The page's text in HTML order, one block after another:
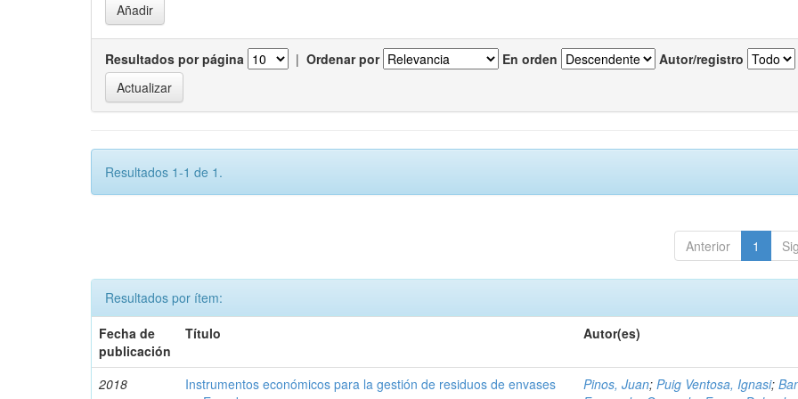
Resultados por página | Ordenar por En orden Autor/registro
Resultados 1-1 de 1.
Anterior 1
Resultados por ítem:
Fecha de
publicación
Título Autor(es)
2018
Instrumentos económicos para la gestión de residuos de envases
Pinos, Juan;Puig Ventosa, Ignasi;